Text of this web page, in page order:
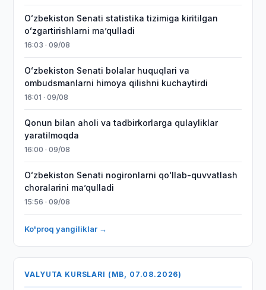
Oʻzbekiston Senati statistika tizimiga kiritilgan
oʻzgartirishlarni maʼqulladi
16:03 · 09/08
Oʻzbekiston Senati bolalar huquqlari va
ombudsmanlarni himoya qilishni kuchaytirdi
16:01 · 09/08
Qonun bilan aholi va tadbirkorlarga qulayliklar
yaratilmoqda
16:00 · 09/08
Oʻzbekiston Senati nogironlarni qoʻllab-quvvatlash
choralarini maʼqulladi
15:56 · 09/08
Ko'proq yangiliklar →
VALYUTA KURSLARI (MB, 07.08.2026)